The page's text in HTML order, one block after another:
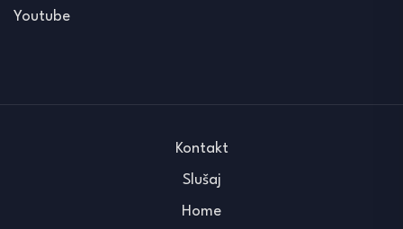
Youtube
Kontakt
Slušaj
Home